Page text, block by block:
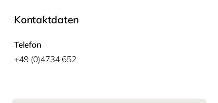
Kontaktdaten
Telefon
+49 (0)4734 652